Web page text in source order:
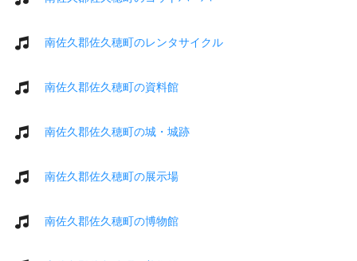
南佐久郡佐久穂町のレンタサイクル
南佐久郡佐久穂町の資料館
南佐久郡佐久穂町の城・城跡
南佐久郡佐久穂町の展示場
南佐久郡佐久穂町の博物館